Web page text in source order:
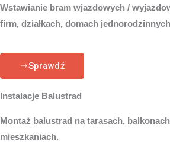
Wstawianie bram wjazdowych /
firm, działkach, domach
Sprawdź
Instalacje Balustrad
Montaż balustrad na tarasach,
mieszkaniach.